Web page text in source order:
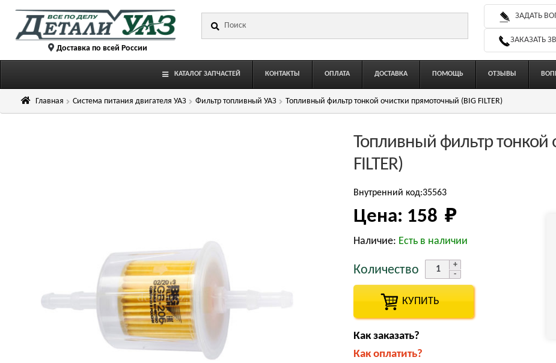
Перейти
Перейти
содержимому Доставка по всей России
ЗАДАТЬ
ЗАКАЗАТЬ
КАТАЛОГ ЗАПЧАСТЕЙ КОНТАКТЫ ОПЛАТА ДОСТАВКА ПОМОЩЬ ОТЗЫВЫ
Главная Система питания двигателя УАЗ Фильтр топливный УАЗ Топливный фильтр тонкой очистки прямоточный (BIG FILTER)
Топливный фильтр тонкой
FILTER)
Внутренний код:35563
Цена: 158 ₽
Наличие: Есть в наличии
Количество
КУПИТЬ
Как заказать?
Как оплатить?